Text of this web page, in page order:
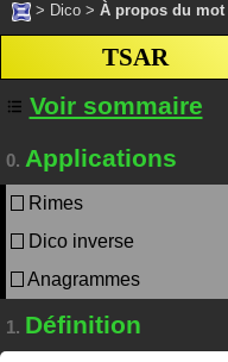
> Dico > À propos du mot
TSAR
Voir sommaire
0. Applications
Rimes
Dico inverse
Anagrammes
1. Définition